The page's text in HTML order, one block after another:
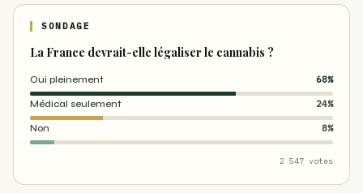
SONDAGE
La France devrait-elle légaliser le cannabis ?
Oui pleinement 68%
Médical seulement 24%
Non 8%
2 547 votes